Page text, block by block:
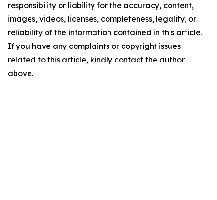
responsibility or liability for the accuracy, content,
images, videos, licenses, completeness, legality, or
reliability of the information contained in this article.
If you have any complaints or copyright issues
related to this article, kindly contact the author
above.